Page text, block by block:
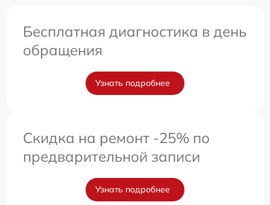
Бесплатная диагностика в день
обращения
Узнать подробнее
Скидка на ремонт -25% по
предварительной записи
Узнать подробнее